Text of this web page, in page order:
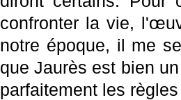
confronter la vie,
notre époque, il me
que Jaurès est bien
parfaitement les